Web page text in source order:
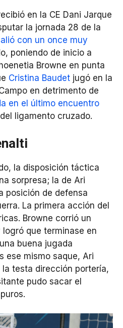
en la CE Dani Jarque
la jornada 28 de la
con un once muy
poniendo de inicio a
Browne en punta
Cristina Baudet jugó en la
en detrimento de
en el último encuentro
ligamento cruzado.
la disposición táctica
sorpresa; la de Ari
posición de defensa
La primera acción del
Browne corrió un
que terminase en
buena jugada
ese mismo saque, Ari
testa dirección portería,
pudo sacar el